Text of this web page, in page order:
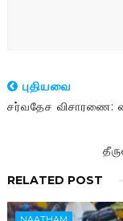
புதியவை
சர்வதேச விசாரணை:
RELATED POST